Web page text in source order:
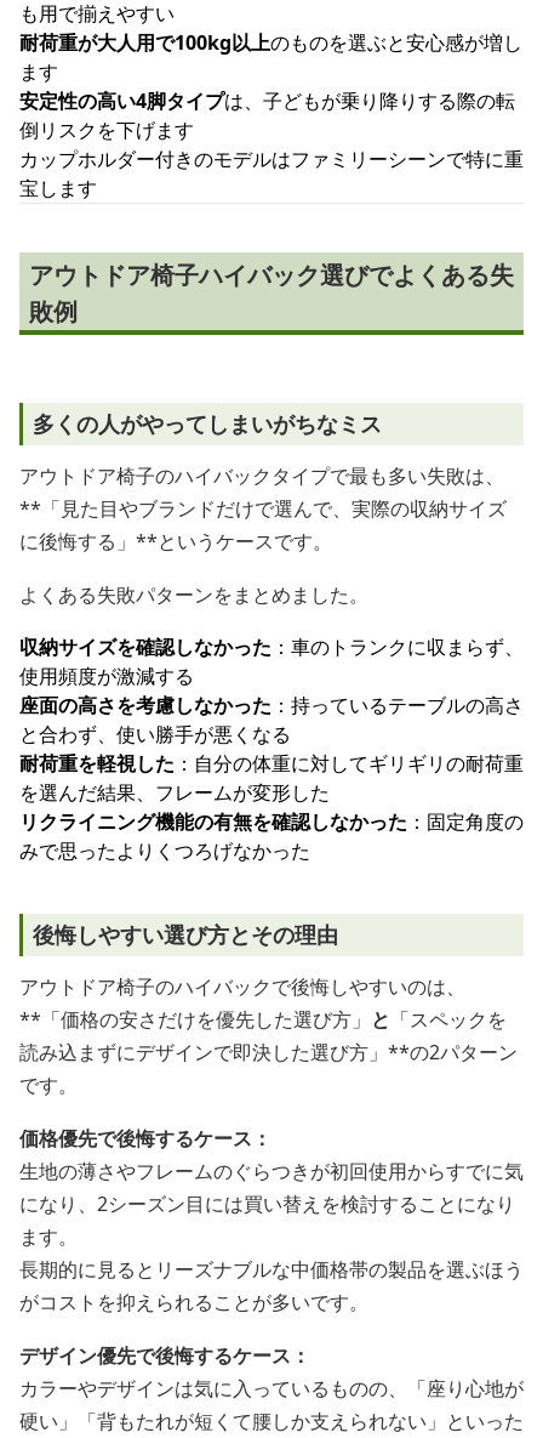
も用で揃えやすい
耐荷重が大人用で100kg以上のものを選ぶと安心感が増し
ます
安定性の高い4脚タイプは、子どもが乗り降りする際の転
倒リスクを下げます
カップホルダー付きのモデルはファミリーシーンで特に重
宝します
アウトドア椅子ハイバック選びでよくある失
敗例
多くの人がやってしまいがちなミス
アウトドア椅子のハイバックタイプで最も多い失敗は、
**「見た目やブランドだけで選んで、実際の収納サイズ
に後悔する」**というケースです。
よくある失敗パターンをまとめました。
収納サイズを確認しなかった ：車のトランクに収まらず、
使用頻度が激減する
座面の高さを考慮しなかった ：持っているテーブルの高さ
と合わず、使い勝手が悪くなる
耐荷重を軽視した ：自分の体重に対してギリギリの耐荷重
を選んだ結果、フレームが変形した
リクライニング機能の有無を確認しなかった ：固定角度の
みで思ったよりくつろげなかった
後悔しやすい選び方とその理由
アウトドア椅子のハイバックで後悔しやすいのは、
**「価格の安さだけを優先した選び方」 と 「スペックを
読み込まずにデザインで即決した選び方」**の2パターン
です。
価格優先で後悔するケース：
生地の薄さやフレームのぐらつきが初回使用からすでに気
になり、2シーズン目には買い替えを検討することになり
ます。
長期的に見るとリーズナブルな中価格帯の製品を選ぶほう
がコストを抑えられることが多いです。
デザイン優先で後悔するケース：
カラーやデザインは気に入っているものの、「座り心地が
硬い」「背もたれが短くて腰しか支えられない」といった